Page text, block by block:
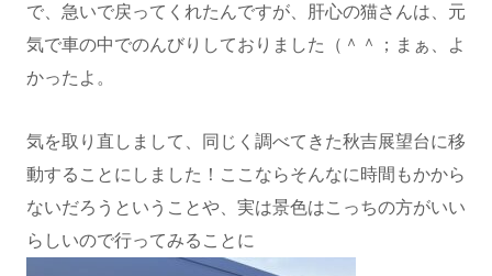
で、急いで戻ってくれたんですが、肝心の猫さんは、元
気で車の中でのんびりしておりました（＾＾；まぁ、よ
かったよ。
気を取り直しまして、同じく調べてきた秋吉展望台に移
動することにしました！ここならそんなに時間もかから
ないだろうということや、実は景色はこっちの方がいい
らしいので行ってみることに